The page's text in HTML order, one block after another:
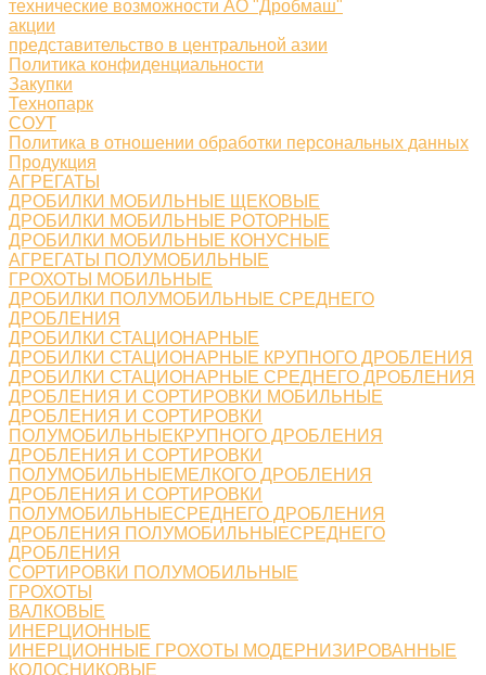
технические возможности АО "Дробмаш"
акции
представительство в центральной азии
Политика конфиденциальности
Закупки
Технопарк
СОУТ
Политика в отношении обработки персональных данных
Продукция
АГРЕГАТЫ
ДРОБИЛКИ МОБИЛЬНЫЕ ЩЕКОВЫЕ
ДРОБИЛКИ МОБИЛЬНЫЕ РОТОРНЫЕ
ДРОБИЛКИ МОБИЛЬНЫЕ КОНУСНЫЕ
АГРЕГАТЫ ПОЛУМОБИЛЬНЫЕ
ГРОХОТЫ МОБИЛЬНЫЕ
ДРОБИЛКИ ПОЛУМОБИЛЬНЫЕ СРЕДНЕГО
ДРОБЛЕНИЯ
ДРОБИЛКИ СТАЦИОНАРНЫЕ
ДРОБИЛКИ СТАЦИОНАРНЫЕ КРУПНОГО ДРОБЛЕНИЯ
ДРОБИЛКИ СТАЦИОНАРНЫЕ СРЕДНЕГО ДРОБЛЕНИЯ
ДРОБЛЕНИЯ И СОРТИРОВКИ МОБИЛЬНЫЕ
ДРОБЛЕНИЯ И СОРТИРОВКИ
ПОЛУМОБИЛЬНЫЕКРУПНОГО ДРОБЛЕНИЯ
ДРОБЛЕНИЯ И СОРТИРОВКИ
ПОЛУМОБИЛЬНЫЕМЕЛКОГО ДРОБЛЕНИЯ
ДРОБЛЕНИЯ И СОРТИРОВКИ
ПОЛУМОБИЛЬНЫЕСРЕДНЕГО ДРОБЛЕНИЯ
ДРОБЛЕНИЯ ПОЛУМОБИЛЬНЫЕСРЕДНЕГО
ДРОБЛЕНИЯ
СОРТИРОВКИ ПОЛУМОБИЛЬНЫЕ
ГРОХОТЫ
ВАЛКОВЫЕ
ИНЕРЦИОННЫЕ
ИНЕРЦИОННЫЕ ГРОХОТЫ МОДЕРНИЗИРОВАННЫЕ
КОЛОСНИКОВЫЕ